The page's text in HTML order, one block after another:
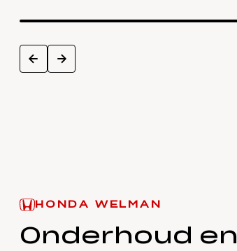
prev next
HONDA WELMAN
Onderhoud